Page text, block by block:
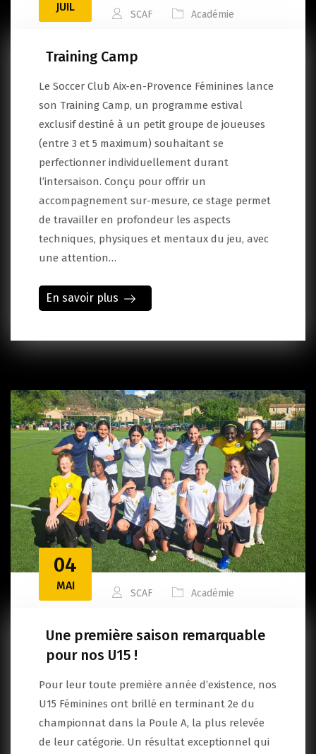
JUIL
SCAF Académie
Training Camp
Le Soccer Club Aix-en-Provence Féminines lance
son Training Camp, un programme estival
exclusif destiné à un petit groupe de joueuses
(entre 3 et 5 maximum) souhaitant se
perfectionner individuellement durant
l’intersaison. Conçu pour offrir un
accompagnement sur-mesure, ce stage permet
de travailler en profondeur les aspects
techniques, physiques et mentaux du jeu, avec
une attention…
En savoir plus
04
MAI
SCAF Académie
Une première saison remarquable
pour nos U15 !
Pour leur toute première année d’existence, nos
U15 Féminines ont brillé en terminant 2e du
championnat dans la Poule A, la plus relevée
de leur catégorie. Un résultat exceptionnel qui